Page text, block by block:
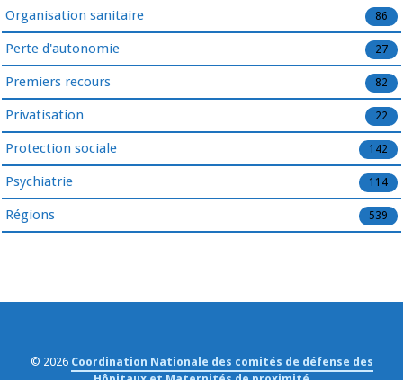
Organisation sanitaire 86
Perte d'autonomie 27
Premiers recours 82
Privatisation 22
Protection sociale 142
Psychiatrie 114
Régions 539
© 2026 Coordination Nationale des comités de défense des